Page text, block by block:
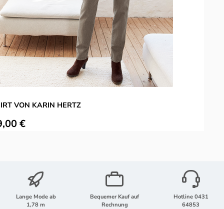
VON KARIN HERTZ
Preis:
€
Lange Mode ab
1,78 m
Bequemer Kauf auf
Rechnung
Hotline 0431
64853